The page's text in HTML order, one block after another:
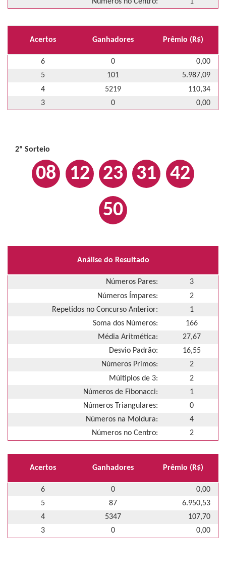
Acertos Ganhadores Prêmio (R$)
6 0
0,00
5
101
5.987,09
4
5219
110,34
3
0 0,00
2º Sorteio
08 12 23 31
42
50
Análise do Resultado
Números Pares:
3
Números Ímpares:
2
Repetidos no Concurso Anterior:
1
Soma dos Números:
166
Média Aritmética:
27,67
Desvio Padrão:
16,55
Números Primos:
2
Múltiplos de 3:
2
Números de Fibonacci:
1
Números Triangulares:
0
Números na Moldura:
4
Números no Centro:
2
Acertos Ganhadores Prêmio (R$)
6 0
0,00
5
87
6.950,53
4
5347
107,70
3
0 0,00